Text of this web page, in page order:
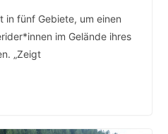
in fünf Gebiete, um einen
im Gelände ihres
„Zeigt